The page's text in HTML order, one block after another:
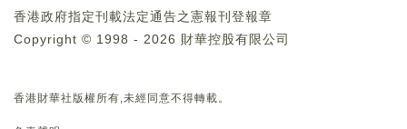
香港政府指定刊載法定通告之憲報刊登報章
Copyright © 1998 - 2026 財華控股有限公司
香港財華社版權所有,未經同意不得轉載。